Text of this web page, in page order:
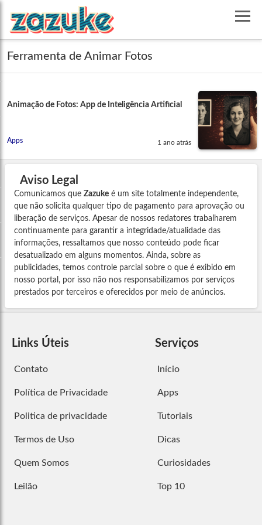
Ferramenta de Animar Fotos
Animação de Fotos: App de Inteligência Artificial
Apps 1 ano atrás
Aviso Legal
Comunicamos que Zazuke é um site totalmente independente,
que não solicita qualquer tipo de pagamento para aprovação ou
liberação de serviços. Apesar de nossos redatores trabalharem
continuamente para garantir a integridade/atualidade das
informações, ressaltamos que nosso conteúdo pode ficar
desatualizado em alguns momentos. Ainda, sobre as
publicidades, temos controle parcial sobre o que é exibido em
nosso portal, por isso não nos responsabilizamos por serviços
prestados por terceiros e oferecidos por meio de anúncios.
Links Úteis
Contato
Política de Privacidade
Politica de privacidade
Termos de Uso
Quem Somos
Leilão
Serviços
Início
Apps
Tutoriais
Dicas
Curiosidades
Top 10